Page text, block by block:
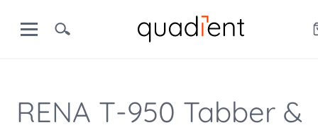
RENA T-950 Tabber &